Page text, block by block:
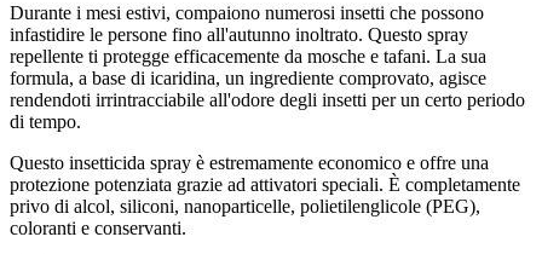
Durante i mesi estivi, compaiono numerosi insetti che possono
infastidire le persone fino all'autunno inoltrato. Questo spray
repellente ti protegge efficacemente da mosche e tafani. La sua
formula, a base di icaridina, un ingrediente comprovato, agisce
rendendoti irrintracciabile all'odore degli insetti per un certo periodo
di tempo.
Questo insetticida spray è estremamente economico e offre una
protezione potenziata grazie ad attivatori speciali. È completamente
privo di alcol, siliconi, nanoparticelle, polietilenglicole (PEG),
coloranti e conservanti.